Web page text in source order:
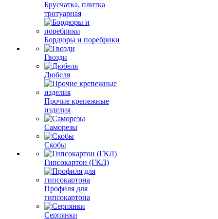
Брусчатка, плитка
тротуарная
Бордюры и поребрики
Гвозди
Дюбеля
Прочие крепежные
изделия
Саморезы
Скобы
Гипсокартон (ГКЛ)
Профиля для
гипсокартона
Серпянки